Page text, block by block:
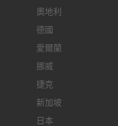
奧地利
德國
愛爾蘭
挪威
捷克
新加坡
日本